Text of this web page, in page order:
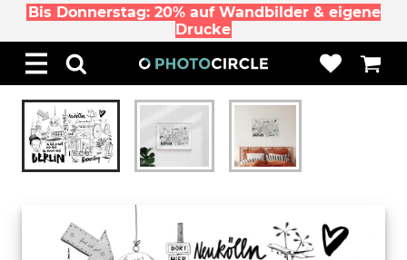
Bis Donnerstag: 20% auf Wandbilder & eigene
Drucke